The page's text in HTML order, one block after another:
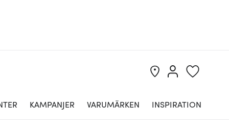
KAMPANJER VARUMÄRKEN INSPIRATION